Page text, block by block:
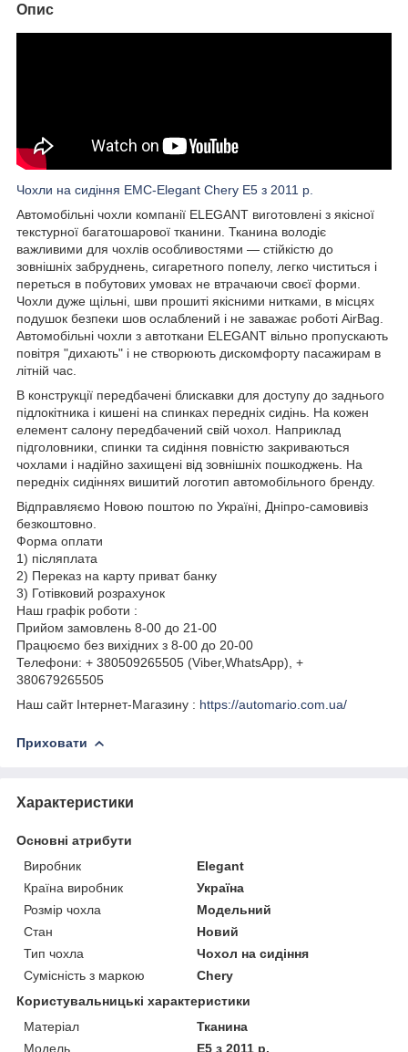
Опис
Чохли на сидіння EMC-Elegant Chery Е5 з 2011 р.
Автомобільні чохли компанії ELEGANT виготовлені з якісної
текстурної багатошарової тканини. Тканина володіє
важливими для чохлів особливостями — стійкістю до
зовнішніх забруднень, сигаретного попелу, легко чиститься і
переться в побутових умовах не втрачаючи своєї форми.
Чохли дуже щільні, шви прошиті якісними нитками, в місцях
подушок безпеки шов ослаблений і не заважає роботі AirBag.
Автомобільні чохли з автоткани ELEGANT вільно пропускають
повітря "дихають" і не створюють дискомфорту пасажирам в
літній час.
В конструкції передбачені блискавки для доступу до заднього
підлокітника і кишені на спинках передніх сидінь. На кожен
елемент салону передбачений свій чохол. Наприклад
підголовники, спинки та сидіння повністю закриваються
чохлами і надійно захищені від зовнішніх пошкоджень. На
передніх сидіннях вишитий логотип автомобільного бренду.
Відправляємо Новою поштою по Україні, Дніпро-самовивіз
безкоштовно.
Форма оплати
1) післяплата
2) Переказ на карту приват банку
3) Готівковий розрахунок
Наш графік роботи :
Прийом замовлень 8-00 до 21-00
Працюємо без вихідних з 8-00 до 20-00
Телефони: + 380509265505 (Viber,WhatsApp), +
380679265505
Наш сайт Інтернет-Магазину : https://automario.com.ua/
Приховати
Характеристики
Основні атрибути
Виробник
Elegant
Країна виробник
Україна
Розмір чохла
Модельний
Стан
Новий
Тип чохла
Чохол на сидіння
Сумісність з маркою
Chery
Користувальницькі характеристики
Матеріал
Тканина
Модель
Е5 з 2011 р.